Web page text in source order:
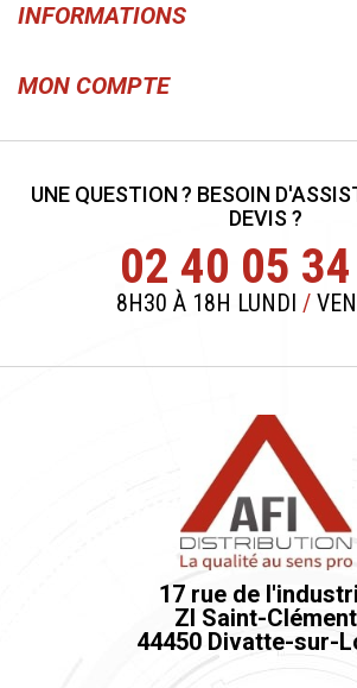
INFORMATIONS
MON COMPTE
UNE QUESTION ? BESOIN
DEVIS ?
02 40 05
8H30 À 18H LUNDI /
17 rue de
ZI Saint-Clément
44450 Divatte-sur-